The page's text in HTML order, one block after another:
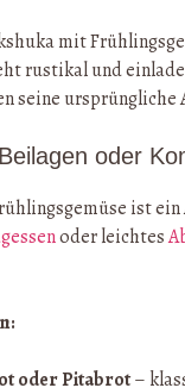
mit
rustikal und
seine
oder
ist
oder leichtes
oder Pitabrot–